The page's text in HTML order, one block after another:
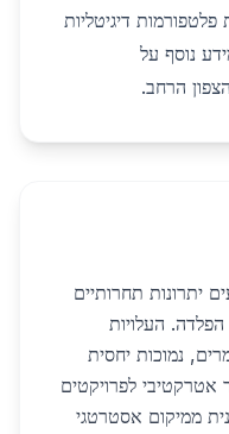
דיגיטליות
נוסף על
הרחב.
יתרונות תחרותיים
העלויות
נמוכות יחסית
לפרויקטים
ממיקום אסטרטגי